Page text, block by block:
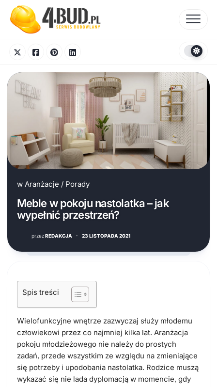
content
w Aranżacje / Porady
Meble w pokoju nastolatka – jak
wypełnić przestrzeń?
przezREDAKCJA · 23 LISTOPADA 2021
Spis treści
Wielofunkcyjne wnętrze zazwyczaj służy młodemu
człowiekowi przez co najmniej kilka lat. Aranżacja
pokoju młodzieżowego nie należy do prostych
zadań, przede wszystkim ze względu na zmieniające
się potrzeby i upodobania nastolatka. Rodzice muszą
wykazać się nie lada dyplomacją w momencie, gdy